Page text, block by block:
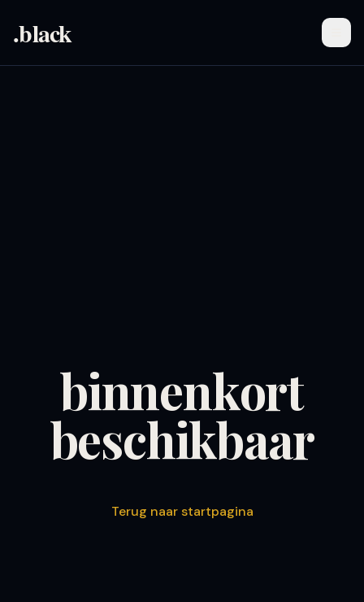
.black
binnenkort
beschikbaar
Terug naar startpagina